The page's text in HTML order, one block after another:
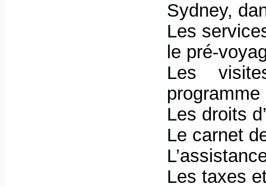
Sydney,
Les
le pré-
Les
programme
Les droits
Le carnet
Les taxes